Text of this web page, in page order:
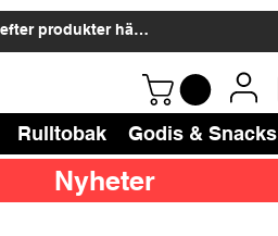
Rulltobak Godis & Snacks
Nyheter